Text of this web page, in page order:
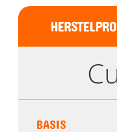
BASIS